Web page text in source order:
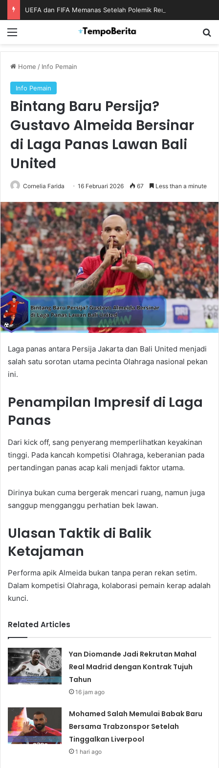
Home / Info Pemain
Info Pemain
Bintang Baru Persija?
Gustavo Almeida Bersinar
di Laga Panas Lawan Bali
United
Cornelia Farida 16 Februari 2026 67 Less than a minute
Laga panas antara Persija Jakarta dan Bali United menjadi
salah satu sorotan utama pecinta Olahraga nasional pekan
ini.
Penampilan Impresif di Laga
Panas
Dari kick off, sang penyerang memperlihatkan keyakinan
tinggi. Pada kancah kompetisi Olahraga, keberanian pada
pertandingan panas acap kali menjadi faktor utama.
Dirinya bukan cuma bergerak mencari ruang, namun juga
sanggup mengganggu perhatian bek lawan.
Ulasan Taktik di Balik
Ketajaman
Performa apik Almeida bukan tanpa peran rekan setim.
Dalam kompetisi Olahraga, kolaborasi pemain kerap adalah
kunci.
Related Articles
Yan Diomande Jadi Rekrutan Mahal
Real Madrid dengan Kontrak Tujuh
Tahun
16 jam ago
Mohamed Salah Memulai Babak Baru
Bersama Trabzonspor Setelah
Tinggalkan Liverpool
1 hari ago